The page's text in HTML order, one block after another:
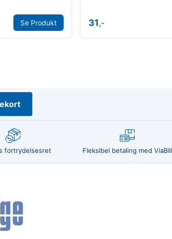
Se Produkt 31,-
fortrydelsesret Fleksibel betaling med ViaBill